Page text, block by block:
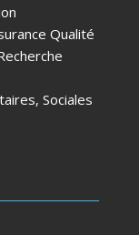
Qualité
Sociales